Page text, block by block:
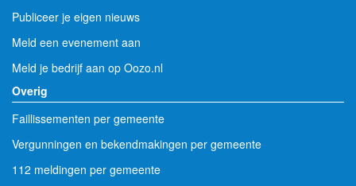
Publiceer je eigen nieuws
Meld een evenement aan
Meld je bedrijf aan op Oozo.nl
Overig
Faillissementen per gemeente
Vergunningen en bekendmakingen per gemeente
112 meldingen per gemeente